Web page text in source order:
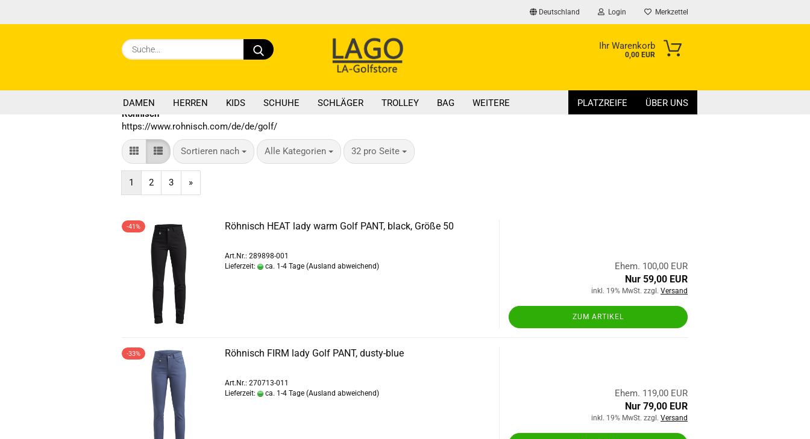
Deutschland Login Merkzettel
Suche... Ihr Warenkorb
0,00 EUR
DAMEN HERREN KIDS SCHUHE SCHLÄGER TROLLEY BAG PLATZREIFE ÜBER UNS
WEITERE
Röhnisch
https://www.rohnisch.com/de/de/golf/
Sortieren nach
Sortieren nach Alle Kategorien
pro Seite 32 pro Seite
pro Seite
1 2 3 »
-41% Röhnisch HEAT lady warm Golf PANT, black, Größe 50
Art.Nr.: 289898-001
Lieferzeit:
ca. 1-4 Tage (Ausland abweichend) Ehem. 100,00 EUR
Nur 59,00 EUR
inkl. 19% MwSt. zzgl. Versand
ZUM ARTIKEL
-33% Röhnisch FIRM lady Golf PANT, dusty-blue
Art.Nr.: 270713-011
Lieferzeit:
ca. 1-4 Tage (Ausland abweichend) Ehem. 119,00 EUR
Nur 79,00 EUR
inkl. 19% MwSt. zzgl. Versand